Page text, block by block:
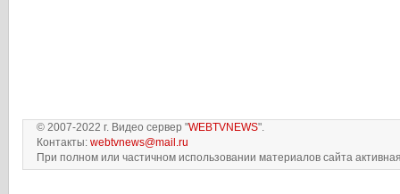
© 2007-2022 г. Видео сервер "WEBTVNEWS".
Контакты: webtvnews@mail.ru
При полном или частичном использовании материалов сайта